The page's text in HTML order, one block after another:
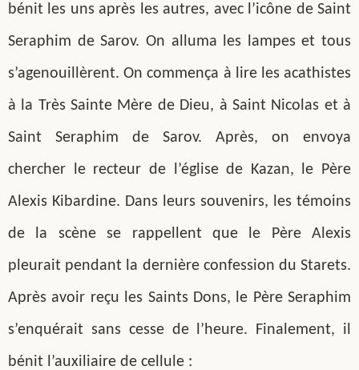
bénit les uns après les autres, avec l’icône de Saint
Seraphim de Sarov. On alluma les lampes et tous
s’agenouillèrent. On commença à lire les acathistes
à la Très Sainte Mère de Dieu, à Saint Nicolas et à
Saint Seraphim de Sarov. Après, on envoya
chercher le recteur de l’église de Kazan, le Père
Alexis Kibardine. Dans leurs souvenirs, les témoins
de la scène se rappellent que le Père Alexis
pleurait pendant la dernière confession du Starets.
Après avoir reçu les Saints Dons, le Père Seraphim
s’enquérait sans cesse de l’heure. Finalement, il
bénit l’auxiliaire de cellule :